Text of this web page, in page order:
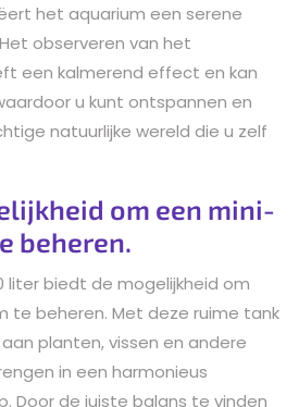
het aquarium een serene
observeren van het
een kalmerend effect en kan
u kunt ontspannen en
natuurlijke wereld die u zelf
om een mini-
beheren.
liter biedt de mogelijkheid om
te beheren. Met deze ruime tank
planten, vissen en andere
in een harmonieus
Door de juiste balans te vinden